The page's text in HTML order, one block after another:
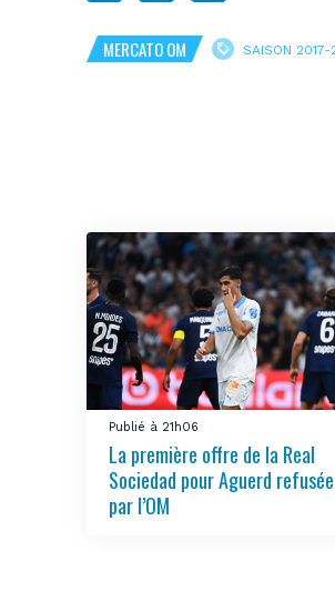
MERCATO OM SAISON 2017-
Publié à 21h06
La première offre de la Real
Sociedad pour Aguerd refusée
par l’OM